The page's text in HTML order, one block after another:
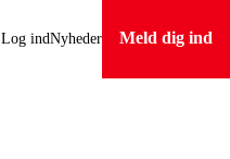
Log indNyheder Meld dig ind